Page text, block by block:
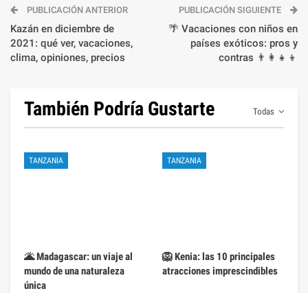
PUBLICACIÓN ANTERIOR
Kazán en diciembre de
2021: qué ver, vacaciones,
clima, opiniones, precios
PUBLICACIÓN SIGUIENTE
🌴 Vacaciones con niños en
países exóticos: pros y
contras 👨‍👩‍👧‍👦
Todas
También Podría Gustarte
TANZANIA
🌋 Madagascar: un viaje al
mundo de una naturaleza
única
TANZANIA
🦁 Kenia: las 10 principales
atracciones imprescindibles